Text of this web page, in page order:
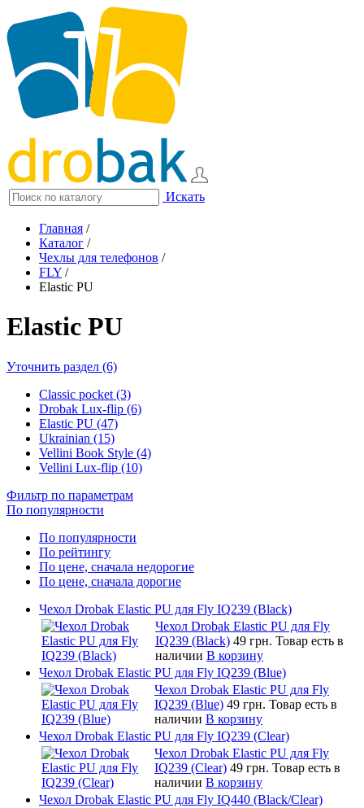
Искать
Главная /
Каталог /
Чехлы для телефонов /
FLY /
Elastic PU
Elastic PU
Уточнить раздел (6)
Classic pocket (3)
Drobak Lux-flip (6)
Elastic PU (47)
Ukrainian (15)
Vellini Book Style (4)
Vellini Lux-flip (10)
Фильтр по параметрам
По популярности
По популярности
По рейтингу
По цене, сначала недорогие
По цене, сначала дорогие
Чехол Drobak Elastic PU для Fly IQ239 (Black)
Чехол Drobak Elastic PU для Fly
IQ239 (Black) 49 грн. Товар есть в
наличии В корзину
Чехол Drobak Elastic PU для Fly IQ239 (Blue)
Чехол Drobak Elastic PU для Fly
IQ239 (Blue) 49 грн. Товар есть в
наличии В корзину
Чехол Drobak Elastic PU для Fly IQ239 (Clear)
Чехол Drobak Elastic PU для Fly
IQ239 (Clear) 49 грн. Товар есть в
наличии В корзину
Чехол Drobak Elastic PU для Fly IQ440 (Black/Clear)